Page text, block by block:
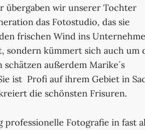
übergaben wir unserer Tochter
das Fotostudio, das sie
frischen Wind ins
sondern kümmert sich auch um
außerdem Marike´s
ist Profi auf ihrem Gebiet in
die schönsten Frisuren.
Fotografie in fast